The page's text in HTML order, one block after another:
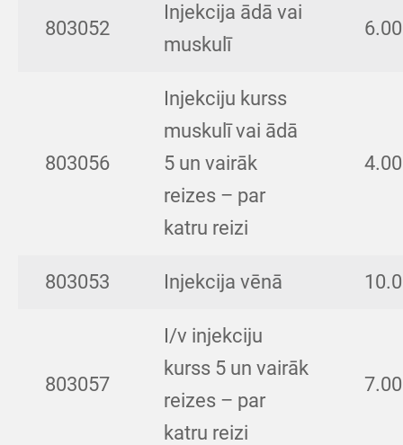
803052
Injekcija ādā vai
muskulī
6.00
803056
Injekciju kurss
muskulī vai ādā
5 un vairāk
reizes – par
katru reizi
4.00
803053 Injekcija vēnā
803057
I/v injekciju
kurss 5 un vairāk
reizes – par
katru reizi
7.00